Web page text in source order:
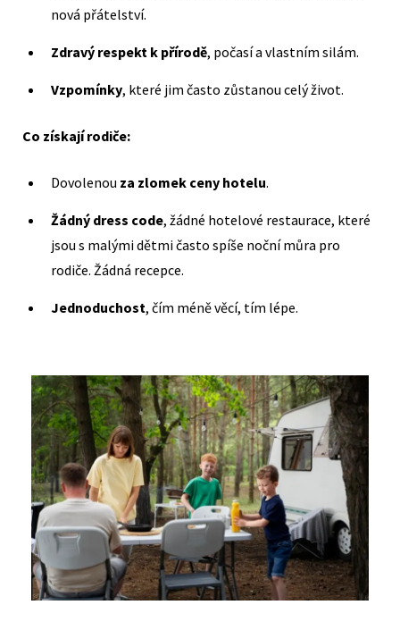
nová přátelství.
Zdravý respekt k přírodě, počasí a vlastním silám.
Vzpomínky, které jim často zůstanou celý život.
Co získají rodiče:
Dovolenou za zlomek ceny hotelu.
Žádný dress code, žádné hotelové restaurace, které
jsou s malými dětmi často spíše noční můra pro
rodiče. Žádná recepce.
Jednoduchost, čím méně věcí, tím lépe.